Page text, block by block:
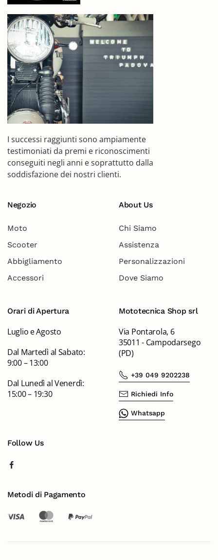
I successi raggiunti sono ampiamente
testimoniati da premi e riconoscimenti
conseguiti negli anni e soprattutto dalla
soddisfazione dei nostri clienti.
Negozio
Moto
Scooter
Abbigliamento
Accessori
About Us
Chi Siamo
Assistenza
Personalizzazioni
Dove Siamo
Orari di Apertura
Luglio e Agosto
Dal Martedì al Sabato:
9:00 – 13:00
Dal Lunedì al Venerdì:
15:00 – 19:30
Mototecnica Shop srl
Via Pontarola, 6
35011 - Campodarsego
(PD)
+39 049 9202238
Richiedi Info
Whatsapp
Follow Us
Metodi di Pagamento